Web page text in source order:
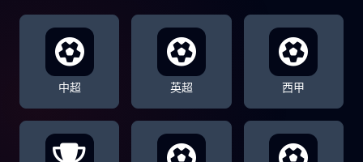
中超 英超 西甲